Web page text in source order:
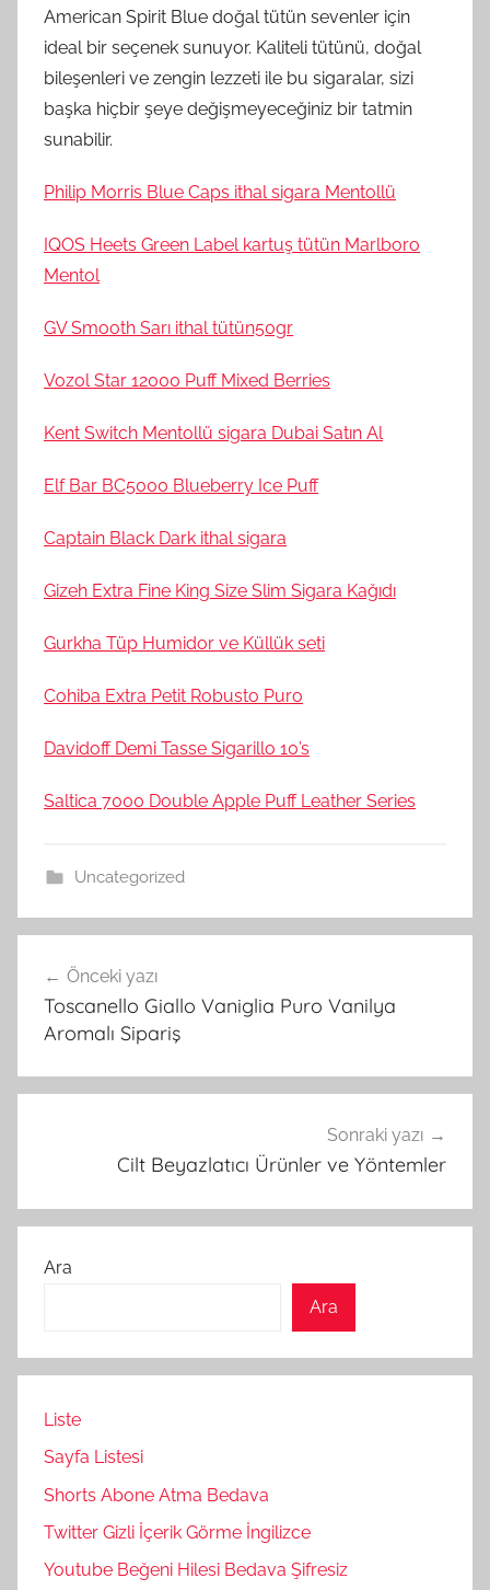
American Spirit Blue doğal tütün sevenler için
ideal bir seçenek sunuyor. Kaliteli tütünü, doğal
bileşenleri ve zengin lezzeti ile bu sigaralar, sizi
başka hiçbir şeye değişmeyeceğiniz bir tatmin
sunabilir.
Philip Morris Blue Caps ithal sigara Mentollü
IQOS Heets Green Label kartuş tütün Marlboro
Mentol
GV Smooth Sarı ithal tütün50gr
Vozol Star 12000 Puff Mixed Berries
Kent Switch Mentollü sigara Dubai Satın Al
Elf Bar BC5000 Blueberry Ice Puff
Captain Black Dark ithal sigara
Gizeh Extra Fine King Size Slim Sigara Kağıdı
Gurkha Tüp Humidor ve Küllük seti
Cohiba Extra Petit Robusto Puro
Davidoff Demi Tasse Sigarillo 10’s
Saltica 7000 Double Apple Puff Leather Series
Uncategorized
gezinmesi
Önceki yazı
Toscanello Giallo Vaniglia Puro Vanilya
Aromalı Sipariş
Sonraki yazı
Cilt Beyazlatıcı Ürünler ve Yöntemler
Ara
Ara
Liste
Sayfa Listesi
Shorts Abone Atma Bedava
Twitter Gizli İçerik Görme İngilizce
Youtube Beğeni Hilesi Bedava Şifresiz